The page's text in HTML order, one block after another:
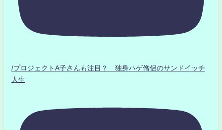
/プロジェクトA子さんも注目？ 独身ハゲ僧侶のサンドイッチ
人生